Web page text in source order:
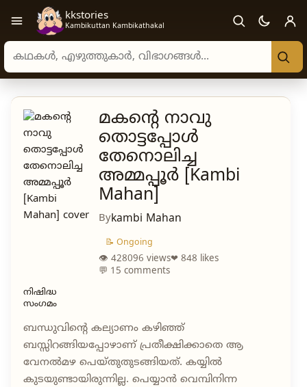
Open navigation menu
kkstories
Kambikuttan Kambikathakal
Search stories, authors, and categories
മകന്റെ നാവു
തൊട്ടപ്പോൾ
തേനൊലിച്ച
അമ്മപ്പൂർ [Kambi
Mahan]
Bykambi Mahan
📝 Ongoing
👁 428096 views❤ 848 likes
💬 15 comments
നിഷിദ്ധ
സംഗമം
ബന്ധുവിന്റെ കല്യാണം കഴിഞ്ഞ്
ബസ്സിറങ്ങിയപ്പോഴാണ് പ്രതീക്ഷിക്കാതെ ആ
വേനൽമഴ പെയ്തുതുടങ്ങിയത്. കയ്യിൽ
കുടയുണ്ടായിരുന്നില്ല. പെയ്യാൻ വെമ്പിനിന്ന